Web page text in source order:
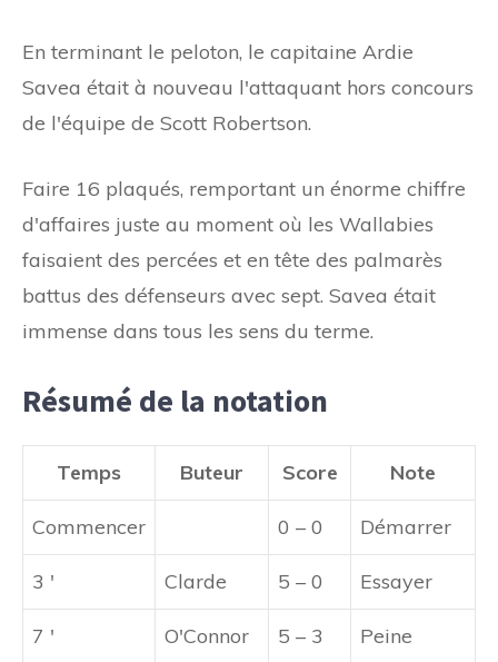
En terminant le peloton, le capitaine Ardie
Savea était à nouveau l'attaquant hors concours
de l'équipe de Scott Robertson.
Faire 16 plaqués, remportant un énorme chiffre
d'affaires juste au moment où les Wallabies
faisaient des percées et en tête des palmarès
battus des défenseurs avec sept. Savea était
immense dans tous les sens du terme.
Résumé de la notation
Temps Buteur Score Note
Commencer 0 – 0 Démarrer
3 ' Clarde 5 – 0 Essayer
7 ' O'Connor 5 – 3 Peine